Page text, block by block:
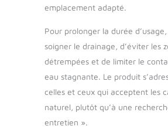
emplacement adapté.
Pour prolonger la durée
soigner le drainage, d’éviter les
détrempées et de limiter le
eau stagnante. Le produit
celles et ceux qui acceptent les
naturel, plutôt qu’à une
entretien ».